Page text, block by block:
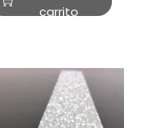
carrito